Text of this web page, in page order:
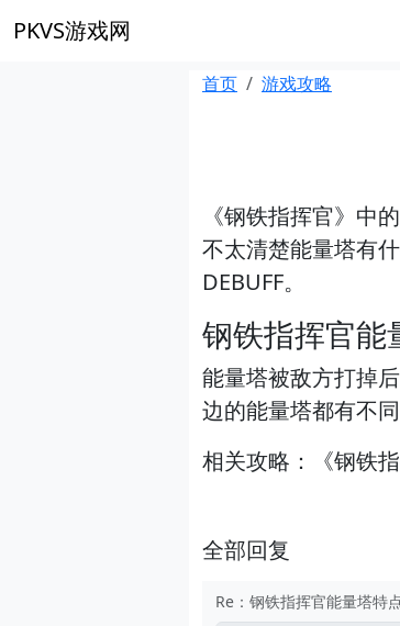
PKVS游戏网
首页 游戏攻略
《钢铁指挥官》中
不太清楚能量塔有
DEBUFF。
钢铁指挥官能
能量塔被敌方打掉
边的能量塔都有不
相关攻略：《钢铁
全部回复
Re：钢铁指挥官能量塔特